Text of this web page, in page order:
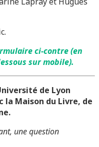
ci-contre (en
sur mobile).
de Lyon
la Maison du Livre, de
une question